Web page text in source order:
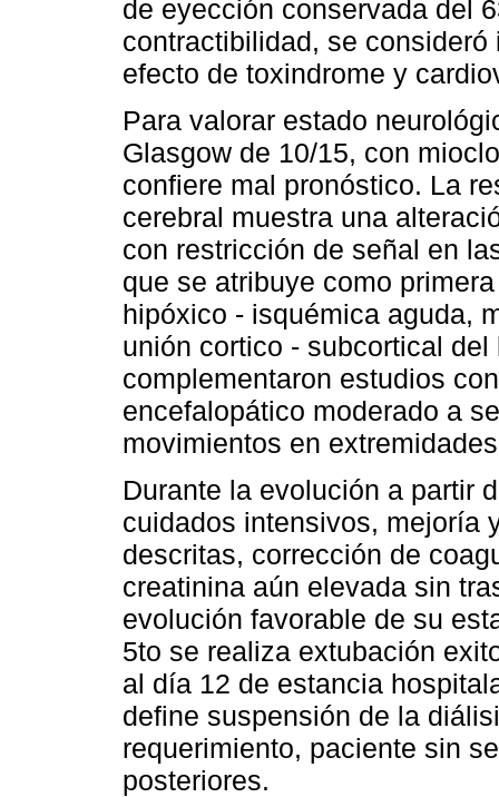
de eyección conservada del
contractibilidad, se
efecto de toxindrome y
Para valorar estado
Glasgow de 10/15, con
confiere mal pronóstico. La
cerebral muestra una
con restricción de señal en
que se atribuye como
hipóxico - isquémica aguda,
unión cortico - subcortical
complementaron estudios
encefalopático moderado a
movimientos en
Durante la evolución a partir
cuidados intensivos, mejoría
descritas, corrección de
creatinina aún elevada sin
evolución favorable de su
5to se realiza extubación
al día 12 de estancia
define suspensión de la
requerimiento, paciente sin
posteriores.